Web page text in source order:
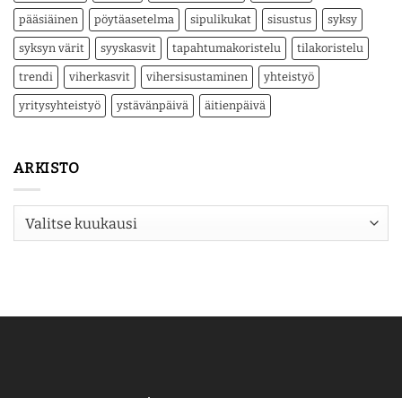
pääsiäinen pöytäasetelma sipulikukat sisustus syksy
syksyn värit syyskasvit tapahtumakoristelu tilakoristelu
trendi viherkasvit vihersisustaminen yhteistyö
yritysyhteistyö ystävänpäivä äitienpäivä
ARKISTO
Arkisto